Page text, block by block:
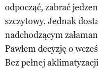
odpocząć, zabrać
szczytowy. Jednak
nadchodzącym
Pawłem decyzję o
Bez pełnej